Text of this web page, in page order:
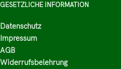
GESETZLICHE INFORMATION
Datenschutz
Impressum
AGB
Widerrufsbelehrung